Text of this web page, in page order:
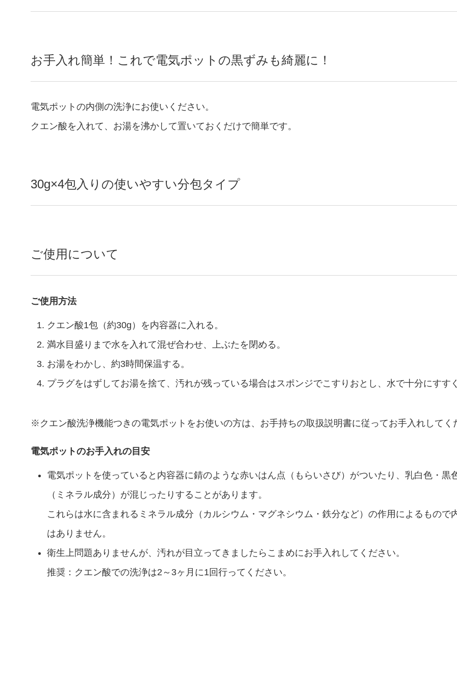
お手入れ簡単！これで電気ポットの黒ずみも綺麗に！
電気ポットの内側の洗浄にお使いください。
クエン酸を入れて、お湯を沸かして置いておくだけで簡単です。
30g×4包入りの使いやすい分包タイプ
ご使用について
ご使用方法
クエン酸1包（約30g）を内容器に入れる。
満水目盛りまで水を入れて混ぜ合わせ、上ぶたを閉める。
お湯をわかし、約3時間保温する。
プラグをはずしてお湯を捨て、汚れが残っている場合はスポンジでこすりおとし、水で十分にすすぐ
※クエン酸洗浄機能つきの電気ポットをお使いの方は、お手持ちの取扱説明書に従ってお手入れしてく
電気ポットのお手入れの目安
電気ポットを使っていると内容器に錆のような赤いはん点（もらいさび）がついたり、乳白色・
（ミネラル成分）が混じったりすることがあります。
これらは水に含まれるミネラル成分（カルシウム・マグネシウム・鉄分など）の作用によるもの
はありません。
衛生上問題ありませんが、汚れが目立ってきましたらこまめにお手入れしてください。
推奨：クエン酸での洗浄は2～3ヶ月に1回行ってください。